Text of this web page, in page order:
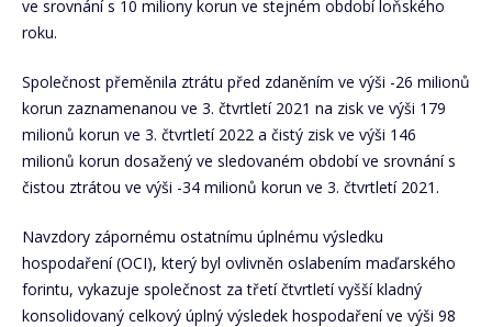
ve srovnání s 10 miliony korun ve stejném období loňského
roku.
Společnost přeměnila ztrátu před zdaněním ve výši -26 milionů
korun zaznamenanou ve 3. čtvrtletí 2021 na zisk ve výši 179
milionů korun ve 3. čtvrtletí 2022 a čistý zisk ve výši 146
milionů korun dosažený ve sledovaném období ve srovnání s
čistou ztrátou ve výši -34 milionů korun ve 3. čtvrtletí 2021.
Navzdory zápornému ostatnímu úplnému výsledku
hospodaření (OCI), který byl ovlivněn oslabením maďarského
forintu, vykazuje společnost za třetí čtvrtletí vyšší kladný
konsolidovaný celkový úplný výsledek hospodaření ve výši 98